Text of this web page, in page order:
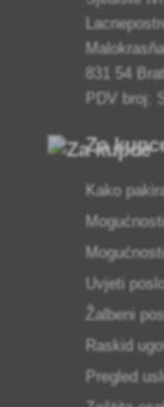
831 54
PDV broj:
Za
Kako
Uvjeti
Žalbeni
Raskid
Pregled